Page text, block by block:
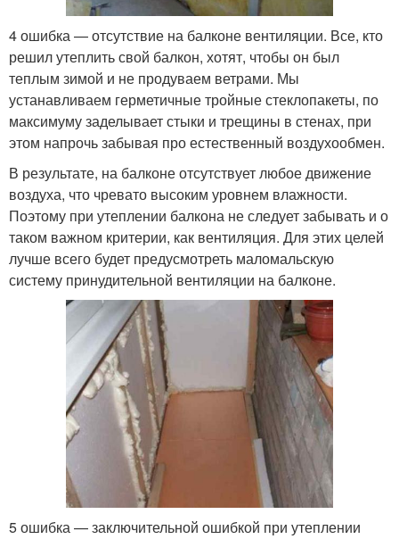
4 ошибка — отсутствие на балконе вентиляции. Все, кто
решил утеплить свой балкон, хотят, чтобы он был
теплым зимой и не продуваем ветрами. Мы
устанавливаем герметичные тройные стеклопакеты, по
максимуму заделывает стыки и трещины в стенах, при
этом напрочь забывая про естественный воздухообмен.
В результате, на балконе отсутствует любое движение
воздуха, что чревато высоким уровнем влажности.
Поэтому при утеплении балкона не следует забывать и о
таком важном критерии, как вентиляция. Для этих целей
лучше всего будет предусмотреть маломальскую
систему принудительной вентиляции на балконе.
5 ошибка — заключительной ошибкой при утеплении